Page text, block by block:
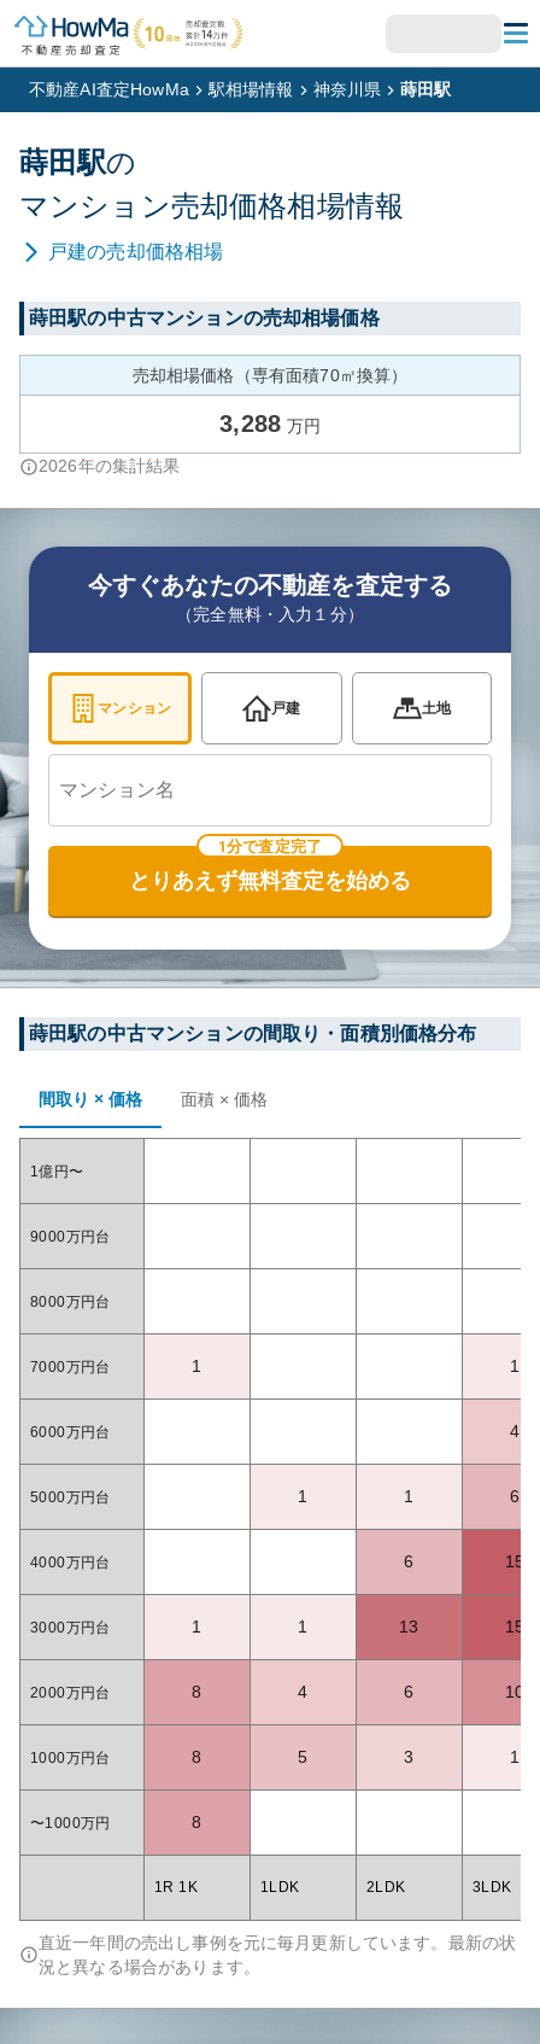
不動産AI査定HowMa 駅相場情報 神奈川県 蒔田駅
蒔田駅の
マンション売却価格相場情報
戸建の売却価格相場
蒔田駅の中古マンションの売却相場価格
売却相場価格（専有面積70㎡換算）
3,288 万円
2026年の集計結果
今すぐあなたの不動産を査定する
（完全無料・入力１分）
マンション 戸建 土地
1分で査定完了
とりあえず無料査定を始める
蒔田駅の中古マンションの間取り・面積別価格分布
間取り × 価格 面積 × 価格
1億円〜
9000万円台
8000万円台
7000万円台 1 1
6000万円台 4
5000万円台 1 1 6
4000万円台 6 15
3000万円台 1 1 13 15
2000万円台 8 4 6 10
1000万円台 8 5 3 1
〜1000万円 8
1R 1K 1LDK 2LDK 3LDK
直近一年間の売出し事例を元に毎月更新しています。最新の状
況と異なる場合があります。